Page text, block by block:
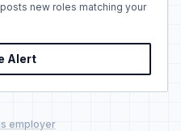
new roles matching your
Alert
employer